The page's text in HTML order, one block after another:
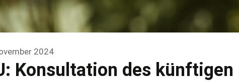
2024
Konsultation des künftigen